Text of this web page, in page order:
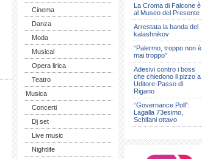
Cinema
Danza
Moda
Musical
Opera lirica
Teatro
Musica
Concerti
Dj set
Live music
Nightlife
La Croma di Falcone è
al Museo del Presente
Arrestata la banda del
kalashnikov
“Palermo, troppo non è
mai troppo”
Adesivi contro i boss
che chiedono il pizzo a
Uditore-Passo di
Rigano
“Governance Poll”:
Lagalla 73esimo,
Schifani ottavo